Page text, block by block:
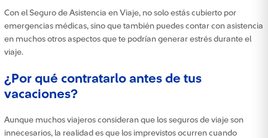
Con el Seguro de Asistencia en Viaje, no solo estás cubierto por
emergencias médicas, sino que también puedes contar con asistencia
en muchos otros aspectos que te podrían generar estrés durante el
viaje.
¿Por qué contratarlo antes de tus
vacaciones?
Aunque muchos viajeros consideran que los seguros de viaje son
innecesarios, la realidad es que los imprevistos ocurren cuando